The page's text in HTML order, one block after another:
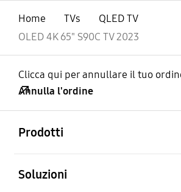
Home TVs
QLED TV
OLED 4K 65" S90C TV 2023
Clicca qui per annullare il tuo
Annulla l'ordine
Prodotti
Soluzioni